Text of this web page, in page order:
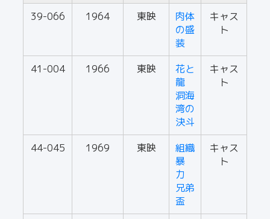
39-066 1964 東映
肉体
の盛
装
キャス
ト
41-004 1966 東映
花と
龍
洞海
湾の
決斗
キャス
ト
44-045 1969 東映
組織
暴
力
兄弟
盃
キャス
ト